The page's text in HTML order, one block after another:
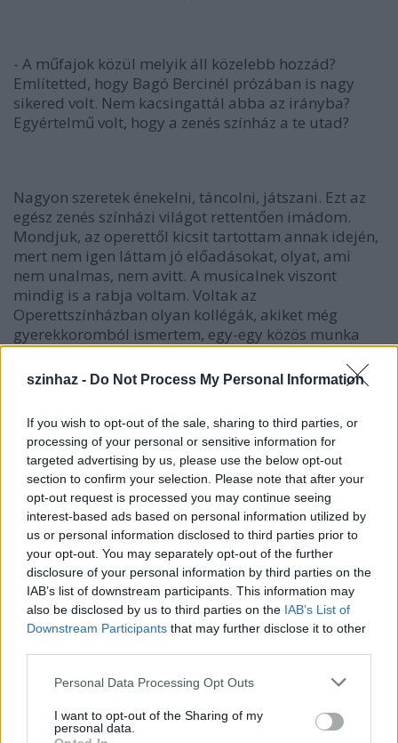
szinhaz - Do Not Process My Personal Information
If you wish to opt-out of the sale, sharing to third parties, or
processing of your personal or sensitive information for
targeted advertising by us, please use the below opt-out
section to confirm your selection. Please note that after your
opt-out request is processed you may continue seeing
interest-based ads based on personal information utilized by
us or personal information disclosed to third parties prior to
your opt-out. You may separately opt-out of the further
disclosure of your personal information by third parties on the
IAB’s list of downstream participants. This information may
also be disclosed by us to third parties on the IAB’s List of
Downstream Participants that may further disclose it to other
Please note that this website/app uses one or more Google
not limited to your visit or usage behaviour. You may click to
grant or deny consent to Google and its third-party tags to
Personal Data Processing Opt Outs
I want to opt-out of the Sharing of my
personal data.
- A műfajok közül melyik áll közelebb hozzád?
Említetted, hogy Bagó Bercinél prózában is nagy
sikered volt. Nem kacsingattál abba az irányba?
Egyértelmű volt, hogy a zenés színház a te utad?
Nagyon szeretek énekelni, táncolni, játszani. Ezt az
egész zenés színházi világot rettentően imádom.
Mondjuk, az operettől kicsit tartottam annak idején,
mert nem igen láttam jó előadásokat, olyat, ami
nem unalmas, nem avitt. A musicalnek viszont
mindig is a rabja voltam. Voltak az
Operettszínházban olyan kollégák, akiket még
gyerekkoromból ismertem, egy-egy közös munka
kapcsán találkoztunk, és már itt dolgozott az
osztálytársamDolhai Attilais, én is játszottam itt
főiskolásként a már említettHelló! Igen?!-
ben és a
ehhez a színházhoz szeretnék szerződni. Érdekelt és
a mai napig is érdekel a próza, de semmilyen szinten
nem szeretném hanyagolni a zenés színházat.
Egyébként egy-egy zenés játékban, operettben
ugyanolyan komoly prózai jelenetek és színészi
feladatok vannak, mint például mondjuk egy
Csehov drámában. A zenés színház szerintem maga
a teljesség, mindent tudni kell ahhoz, hogy igazán jól
csináljuk: énekelni, táncolni és színészként helyt állni.
operettől. Ma hogy viszonyulsz hozzá?